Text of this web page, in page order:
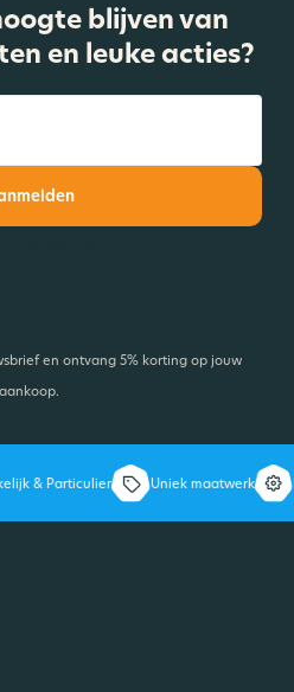
blijven van
en leuke acties?
en ontvang 5% korting op jouw
aankoop.
& Particulier Uniek maatwerk